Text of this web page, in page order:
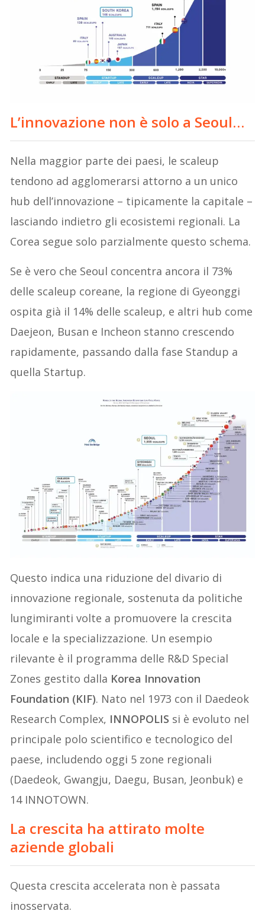
L’innovazione non è solo a Seoul…
Nella maggior parte dei paesi, le scaleup
tendono ad agglomerarsi attorno a un unico
hub dell’innovazione – tipicamente la capitale –
lasciando indietro gli ecosistemi regionali. La
Corea segue solo parzialmente questo schema.
Se è vero che Seoul concentra ancora il 73%
delle scaleup coreane, la regione di Gyeonggi
ospita già il 14% delle scaleup, e altri hub come
Daejeon, Busan e Incheon stanno crescendo
rapidamente, passando dalla fase Standup a
quella Startup.
Questo indica una riduzione del divario di
innovazione regionale, sostenuta da politiche
lungimiranti volte a promuovere la crescita
locale e la specializzazione. Un esempio
rilevante è il programma delle R&D Special
Zones gestito dalla Korea Innovation
Foundation (KIF). Nato nel 1973 con il Daedeok
Research Complex, INNOPOLIS si è evoluto nel
principale polo scientifico e tecnologico del
paese, includendo oggi 5 zone regionali
(Daedeok, Gwangju, Daegu, Busan, Jeonbuk) e
14 INNOTOWN.
La crescita ha attirato molte
aziende globali
Questa crescita accelerata non è passata
inosservata.